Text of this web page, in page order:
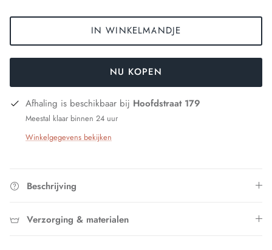
IN WINKELMANDJE
NU KOPEN
Afhaling is beschikbaar bij Hoofdstraat 179
Meestal klaar binnen 24 uur
Winkelgegevens bekijken
Beschrijving
Verzorging & materialen